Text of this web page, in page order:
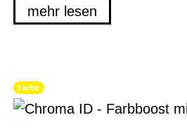
mehr lesen
Farbe